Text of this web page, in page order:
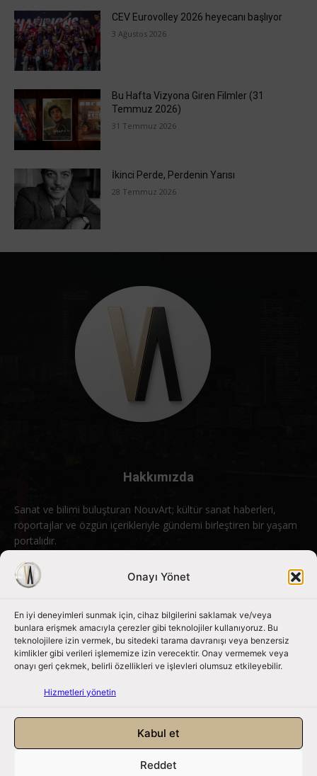
Onayı Yönet
En iyi deneyimleri sunmak için, cihaz bilgilerini saklamak ve/veya
bunlara erişmek amacıyla çerezler gibi teknolojiler kullanıyoruz. Bu
teknolojilere izin vermek, bu sitedeki tarama davranışı veya benzersiz
kimlikler gibi verileri işlememize izin verecektir. Onay vermemek veya
onayı geri çekmek, belirli özellikleri ve işlevleri olumsuz etkileyebilir.
Hizmetleri yönetin
Kabul et
Reddet
CEV Eurovolley 2026 heyecanı başlıyor
3 Ağustos 2026
Bu Hafta Vizyona Giren Filmler (31
Temmuz 2026)
31 Temmuz 2026
İkinci Perde, Perdenin Yarısı
28 Temmuz 2026
Hakkımızda
Sanat ve bilimi buluşturan NouvArt; kültür sanat haberleri,
röportajlar ve özgün içerikleriyle gündemi birleştiren bir yaşam
portalıdır.
Bizimle iletişime geçin: info@nouvart.net
Bizi Takip Edin